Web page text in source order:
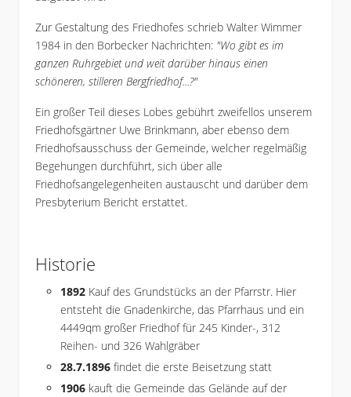
Zur Gestaltung des Friedhofes schrieb Walter Wimmer
1984 in den Borbecker Nachrichten: "Wo gibt es im
ganzen Ruhrgebiet und weit darüber hinaus einen
schöneren, stilleren Bergfriedhof...?"
Ein großer Teil dieses Lobes gebührt zweifellos unserem
Friedhofsgärtner Uwe Brinkmann, aber ebenso dem
Friedhofsausschuss der Gemeinde, welcher regelmäßig
Begehungen durchführt, sich über alle
Friedhofsangelegenheiten austauscht und darüber dem
Presbyterium Bericht erstattet.
Historie
1892 Kauf des Grundstücks an der Pfarrstr. Hier
entsteht die Gnadenkirche, das Pfarrhaus und ein
4449qm großer Friedhof für 245 Kinder-, 312
Reihen- und 326 Wahlgräber
28.7.1896 findet die erste Beisetzung statt
1906 kauft die Gemeinde das Gelände auf der